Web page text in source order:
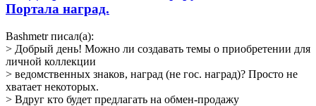
Портала наград.
Bashmetr писал(а):
> Добрый день! Можно ли создавать темы о приобретении для
личной коллекции
> ведомственных знаков, наград (не гос. наград)? Просто не
хватает некоторых.
> Вдруг кто будет предлагать на обмен-продажу